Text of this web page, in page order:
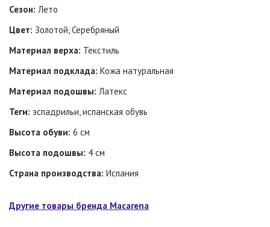
Сезон: Лето
Цвет: Золотой, Серебряный
Материал верха: Текстиль
Материал подклада: Кожа натуральная
Материал подошвы: Латекс
Теги: эспадрильи, испанская обувь
Высота обуви: 6 см
Высота подошвы: 4 см
Страна производства: Испания
Другие товары бренда Macarena